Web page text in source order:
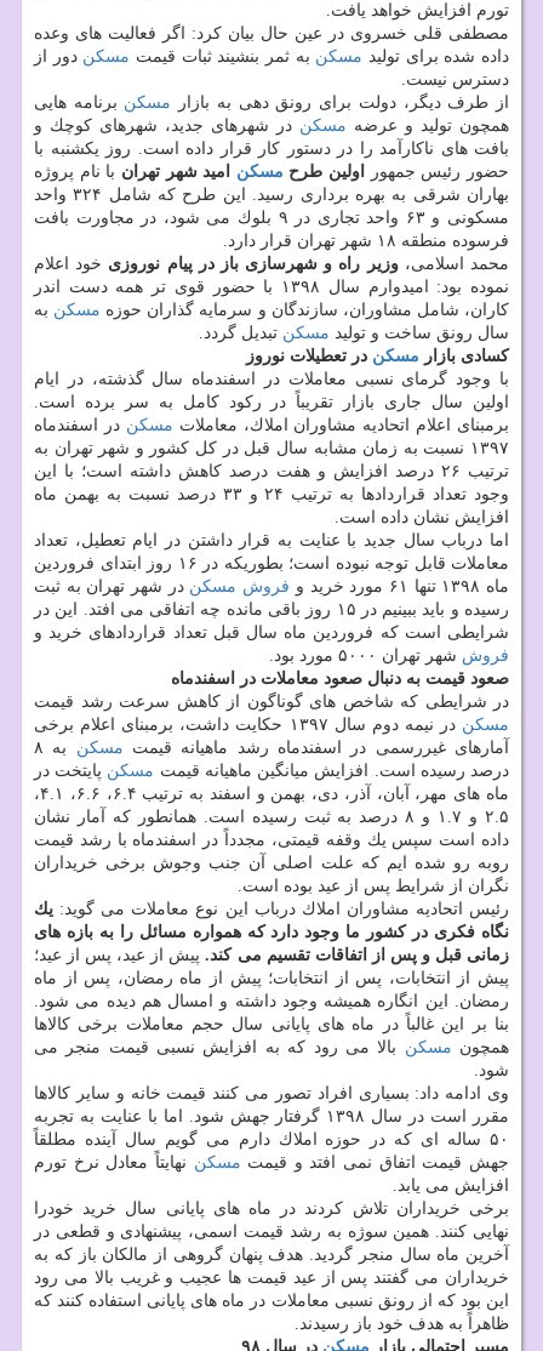
تورم افزایش خواهد یافت.
مصطفی قلی خسروی در عین حال بیان كرد: اگر فعالیت های وعده
داده شده برای تولید مسكن به ثمر بنشیند ثبات قیمت مسكن دور از
دسترس نیست.
از طرف دیگر، دولت برای رونق دهی به بازار مسكن برنامه هایی
همچون تولید و عرضه مسكن در شهرهای جدید، شهرهای كوچك و
بافت های ناكارآمد را در دستور كار قرار داده است. روز یكشنبه با
حضور رئیس جمهور
اولین طرح مسكن امید شهر تهران با نام پروژه
بهاران شرقی به بهره برداری رسید. این طرح كه شامل ۳۲۴ واحد
مسكونی و ۶۳ واحد تجاری در ۹ بلوك می شود، در مجاورت بافت
فرسوده منطقه ۱۸ شهر تهران قرار دارد.
محمد اسلامی،وزیر راه و شهرسازی باز در پیام نوروزی خود اعلام
نموده بود: امیدوارم سال ۱۳۹۸ با حضور قوی تر همه دست اندر
كاران، شامل مشاوران، سازندگان و سرمایه گذاران حوزه مسكن به
سال رونق ساخت و تولید مسكن تبدیل گردد.
كسادی بازار مسكن در تعطیلات نوروز
با وجود گرمای نسبی معاملات در اسفندماه سال گذشته، در ایام
اولین سال جاری بازار تقریباً در ركود كامل به سر برده است.
برمبنای اعلام اتحادیه مشاوران املاك، معاملات مسكن در اسفندماه
۱۳۹۷ نسبت به زمان مشابه سال قبل در كل كشور و شهر تهران به
ترتیب ۲۶ درصد افزایش و هفت درصد كاهش داشته است؛ با این
وجود تعداد قراردادها به ترتیب ۲۴ و ۳۳ درصد نسبت به بهمن ماه
افزایش نشان داده است.
اما درباب سال جدید با عنایت به قرار داشتن در ایام تعطیل، تعداد
معاملات قابل توجه نبوده است؛ بطوریكه در ۱۶ روز ابتدای فروردین
ماه ۱۳۹۸ تنها ۶۱ مورد خرید و
فروش مسكن در شهر تهران به ثبت
رسیده و باید ببینیم در ۱۵ روز باقی مانده چه اتفاقی می افتد. این در
شرایطی است كه فروردین ماه سال قبل تعداد قراردادهای خرید و
فروش شهر تهران ۵۰۰۰ مورد بود.
صعود قیمت به دنبال صعود معاملات در اسفندماه
در شرایطی كه شاخص های گوناگون از كاهش سرعت رشد قیمت
مسكن
در نیمه دوم سال ۱۳۹۷ حكایت داشت، برمبنای اعلام برخی
آمارهای غیررسمی در اسفندماه رشد ماهیانه قیمت مسكن
به ۸
درصد رسیده است. افزایش میانگین ماهیانه قیمت مسكن پایتخت در
ماه های مهر، آبان، آذر، دی، بهمن و اسفند به ترتیب ۶.۴، ۶.۶، ۴.۱،
۲.۵ و ۱.۷ و ۸ درصد به ثبت رسیده است. همانطور كه آمار نشان
داده است سپس یك وقفه قیمتی، مجدداً در اسفندماه با رشد قیمت
روبه رو شده ایم كه علت اصلی آن جنب وجوش برخی خریداران
نگران از شرایط پس از عید بوده است.
رئیس اتحادیه مشاوران املاك درباب این نوع معاملات می گوید: یك
نگاه فكری در كشور ما وجود دارد كه همواره مسائل را به بازه های
زمانی قبل و پس از اتفاقات تقسیم می كند.پیش از عید، پس از عید؛
پیش از انتخابات، پس از انتخابات؛ پیش از ماه رمضان، پس از ماه
رمضان. این انگاره همیشه وجود داشته و امسال هم دیده می شود.
بنا بر این غالباً در ماه های پایانی سال حجم معاملات برخی كالاها
همچون مسكن بالا می رود كه به افزایش نسبی قیمت منجر می
شود.
وی ادامه داد: بسیاری افراد تصور می كنند قیمت خانه و سایر كالاها
مقرر است در سال ۱۳۹۸ گرفتار جهش شود. اما با عنایت به تجربه
۵۰ ساله ای كه در حوزه املاك دارم می گویم سال آینده مطلقاً
جهش قیمت اتفاق نمی افتد و قیمت مسكن نهایتاً معادل نرخ تورم
افزایش می یابد.
برخی خریداران تلاش كردند در ماه های پایانی سال خرید خودرا
نهایی كنند. همین سوژه به رشد قیمت اسمی، پیشنهادی و قطعی در
آخرین ماه سال منجر گردید. هدف پنهان گروهی از مالكان باز كه به
خریداران می گفتند پس از عید قیمت ها عجیب و غریب بالا می رود
این بود كه از رونق نسبی معاملات در ماه های پایانی استفاده كنند كه
ظاهراً به هدف خود باز رسیدند.
مسیر احتمالی بازار مسكن در سال ۹۸